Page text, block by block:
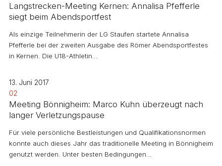
Langstrecken-Meeting Kernen: Annalisa Pfefferle
siegt beim Abendsportfest
Als einzige Teilnehmerin der LG Staufen startete Annalisa
Pfefferle bei der zweiten Ausgabe des Römer Abendsportfestes
in Kernen. Die U18-Athletin…
13. Juni 2017
02
Meeting Bönnigheim: Marco Kuhn überzeugt nach
langer Verletzungspause
Für viele persönliche Bestleistungen und Qualifikationsnormen
konnte auch dieses Jahr das traditionelle Meeting in Bönnigheim
genutzt werden. Unter besten Bedingungen…